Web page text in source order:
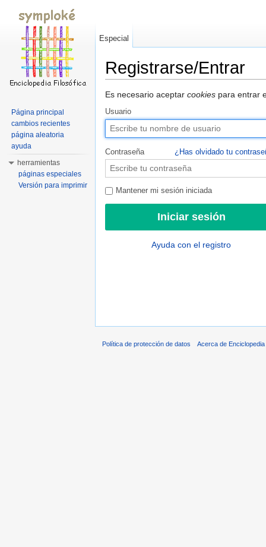
Registrarse/Entrar
Es necesario aceptar cookies para entrar
Usuario
Contraseña ¿Has olvidado tu
Mantener mi sesión iniciada
Ayuda con el registro
Especial
Página principal
cambios recientes
página aleatoria
ayuda
herramientas
páginas especiales
Versión para imprimir
Política de protección de datos Acerca de